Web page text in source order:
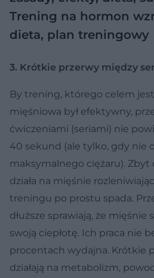
Trening na hormon
dieta, plan treningowy
3. Krótkie przerwy między
By trening, którego celem
mięśniowa był efektywny,
ćwiczeniami (seriami) nie
40 sekund (ale tylko, gdy nie
maksymalnego ciężaru). Zbyt
działa na mięśnie
treningu po prostu spada.
dłuższe sprawiają, że mięśnie
swoją ciepłotę. Ich praca nie
procentach wydajna. Krótkie
działają na metabolizm,